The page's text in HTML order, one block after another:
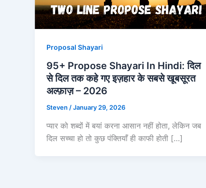
Proposal Shayari
95+ Propose Shayari In Hindi: दिल
से दिल तक कहे गए इज़हार के सबसे खूबसूरत
अल्फ़ाज़ – 2026
Steven /January 29, 2026
प्यार को शब्दों में बयां करना आसान नहीं होता, लेकिन जब
दिल सच्चा हो तो कुछ पंक्तियाँ ही काफी होती […]